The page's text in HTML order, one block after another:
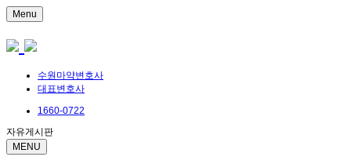
Menu
수원마약변호사
대표변호사
1660-0722
자유게시판
MENU